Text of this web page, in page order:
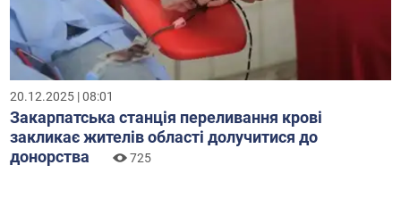
20.12.2025 | 08:01
Закарпатська станція переливання крові
закликає жителів області долучитися до
донорства
725